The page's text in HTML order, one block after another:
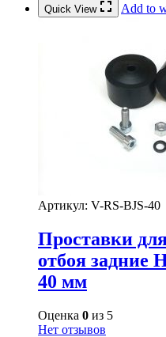
Quick View Add to
Артикул: V-RS-BJS-40
Проставки
отбоя задние
40 мм
Оценка 0 из 5
Нет отзывов